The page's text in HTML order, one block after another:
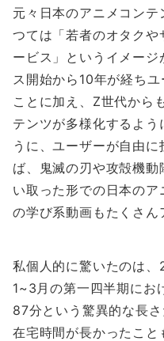
元々日本のアニメコン
つては「若者のオタク
ービス」というイメー
ス開始から10年が経ち
ことに加え、Z世代から
テンツが多様化するよ
うに、ユーザーが自由
ば、鬼滅の刃や攻殻機
い取った形での日本の
の学び系動画もたくさん
私個人的に驚いたのは
1~3月の第一四半期にお
87分という驚異的な長
在宅時間が長かったこ